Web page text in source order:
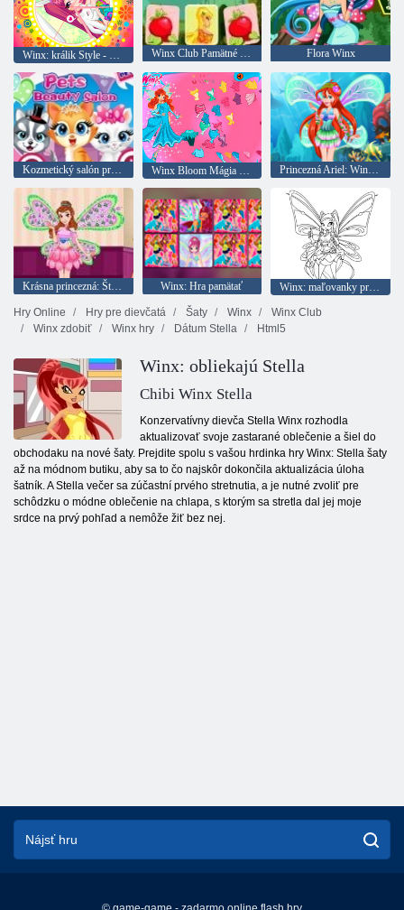
Winx Club Pamätné Trick Flora Winx
Kozmetický salón pre domácich miláčikov Winx Bloom Mágia Oblečenie Princezná Ariel: Winx Style
Krásna princezná: Štýl Winx Winx: Hra pamätať
Winx: maľovanky pre deti
Hry Online
Hry pre dievčatá Šaty Winx
Winx Club
Winx zdobiť
Winx hry Dátum Stella Html5
Winx: obliekajú Stella
Chibi Winx Stella
Konzervatívny dievča Stella Winx rozhodla
aktualizovať svoje zastarané oblečenie a šiel do
obchodaku na nové šaty. Prejdite spolu s vašou hrdinka hry Winx: Stella šaty
až na módnom butiku, aby sa to čo najskôr dokončila aktualizácia úloha
šatník. A Stella večer sa zúčastní prvého stretnutia, a je nutné zvoliť pre
schôdzku o módne oblečenie na chlapa, s ktorým sa stretla dal jej moje
srdce na prvý pohľad a nemôže žiť bez nej.